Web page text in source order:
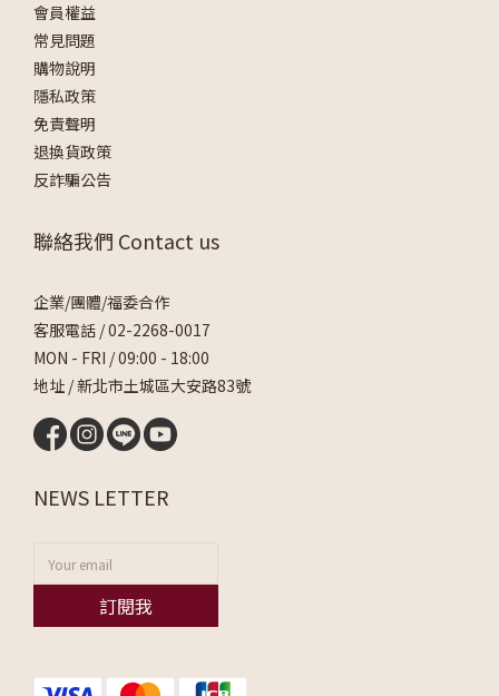
會員權益
常見問題
購物說明
隱私政策
免責聲明
退換貨政策
反詐騙公告
聯絡我們 Contact us
企業/團體/福委合作
客服電話 /02-2268-0017
MON - FRI / 09:00 - 18:00
地址 / 新北市土城區大安路83號
NEWS LETTER
訂閱我